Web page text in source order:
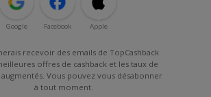
Google Facebook Apple
recevoir des emails de TopCashback
offres de cashback et les taux de
augmentés. Vous pouvez vous désabonner
à tout moment.